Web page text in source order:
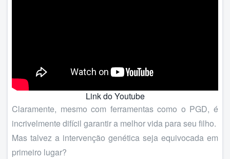
Link do Youtube
Claramente, mesmo com ferramentas como o PGD, é
incrivelmente difícil garantir a melhor vida para seu filho.
Mas talvez a intervenção genética seja equivocada em
primeiro lugar?